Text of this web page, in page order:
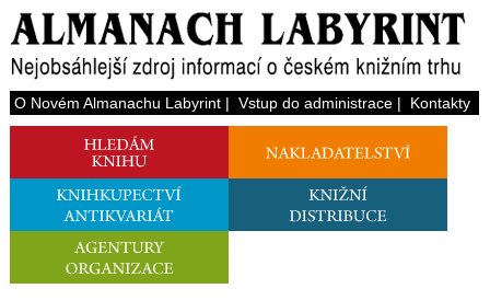
O Novém Almanachu Labyrint| Vstup do administrace| Kontakty